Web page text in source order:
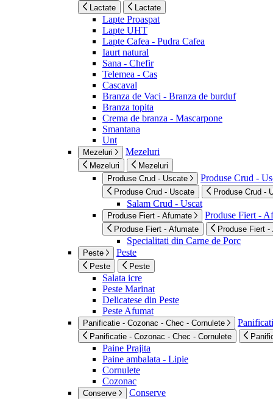
Lactate Lactate
Lapte Proaspat
Lapte UHT
Lapte Cafea - Pudra Cafea
Iaurt natural
Sana - Chefir
Telemea - Cas
Cascaval
Branza de Vaci - Branza de burduf
Branza topita
Crema de branza - Mascarpone
Smantana
Unt
Mezeluri Mezeluri
Mezeluri
Mezeluri
Produse Crud - Uscate
Produse Crud -
Produse Crud - Uscate Produse Crud -
Salam Crud - Uscat
Produse Fiert - Afumate Produse Fiert -
Produse Fiert - Afumate Produse Fiert -
Specialitati din Carne de Porc
Peste Peste
Peste Peste
Salata icre
Peste Marinat
Delicatese din Peste
Peste Afumat
Panificatie - Cozonac - Chec - Cornulete
Panificatie - Cozonac - Chec - Cornulete
Paine Prajita
Paine ambalata - Lipie
Cornulete
Cozonac
Conserve Conserve